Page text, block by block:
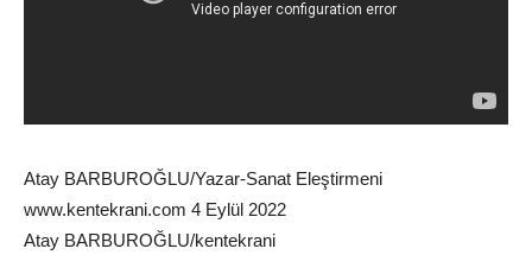
Atay BARBUROĞLU/Yazar-Sanat Eleştirmeni
www.kentekrani.com 4 Eylül 2022
Atay BARBUROĞLU/kentekrani